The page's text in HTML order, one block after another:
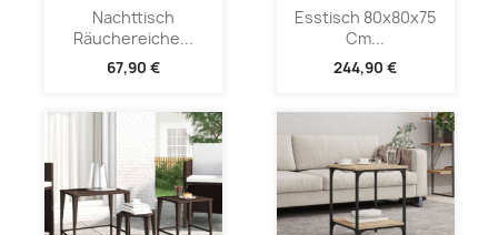
Nachttisch
Räuchereiche...
67,90 €
Esstisch 80x80x75
Cm...
244,90 €